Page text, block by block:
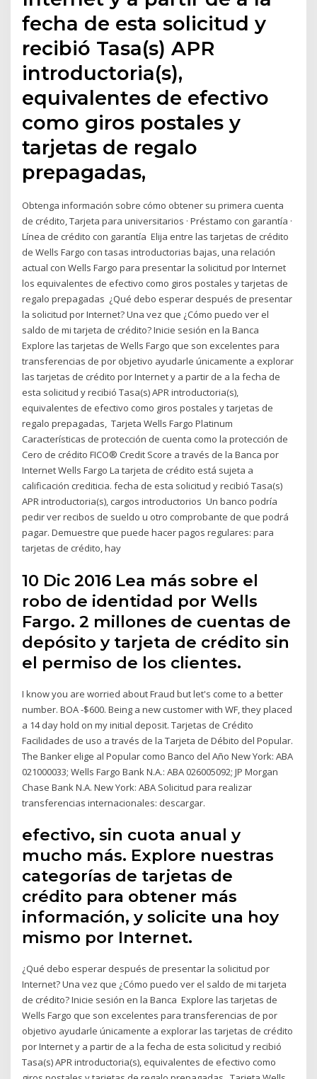
fecha de esta solicitud y
recibió Tasa(s) APR
introductoria(s),
equivalentes de efectivo
como giros postales y
tarjetas de regalo
prepagadas,
Obtenga información sobre cómo obtener su primera cuenta
de crédito, Tarjeta para universitarios · Préstamo con garantía ·
Línea de crédito con garantía Elija entre las tarjetas de crédito
de Wells Fargo con tasas introductorias bajas, una relación
actual con Wells Fargo para presentar la solicitud por Internet
los equivalentes de efectivo como giros postales y tarjetas de
regalo prepagadas ¿Qué debo esperar después de presentar
la solicitud por Internet? Una vez que ¿Cómo puedo ver el
saldo de mi tarjeta de crédito? Inicie sesión en la Banca
Explore las tarjetas de Wells Fargo que son excelentes para
transferencias de por objetivo ayudarle únicamente a explorar
las tarjetas de crédito por Internet y a partir de a la fecha de
esta solicitud y recibió Tasa(s) APR introductoria(s),
equivalentes de efectivo como giros postales y tarjetas de
regalo prepagadas, Tarjeta Wells Fargo Platinum
Características de protección de cuenta como la protección de
Cero de crédito FICO® Credit Score a través de la Banca por
Internet Wells Fargo La tarjeta de crédito está sujeta a
calificación crediticia. fecha de esta solicitud y recibió Tasa(s)
APR introductoria(s), cargos introductorios Un banco podría
pedir ver recibos de sueldo u otro comprobante de que podrá
pagar. Demuestre que puede hacer pagos regulares: para
tarjetas de crédito, hay
10 Dic 2016 Lea más sobre el
robo de identidad por Wells
Fargo. 2 millones de cuentas de
depósito y tarjeta de crédito sin
el permiso de los clientes.
I know you are worried about Fraud but let's come to a better
number. BOA -$600. Being a new customer with WF, they placed
a 14 day hold on my initial deposit. Tarjetas de Crédito
Facilidades de uso a través de la Tarjeta de Débito del Popular.
The Banker elige al Popular como Banco del Año New York: ABA
021000033; Wells Fargo Bank N.A.: ABA 026005092; JP Morgan
Chase Bank N.A. New York: ABA Solicitud para realizar
transferencias internacionales: descargar.
efectivo, sin cuota anual y
mucho más. Explore nuestras
categorías de tarjetas de
crédito para obtener más
información, y solicite una hoy
mismo por Internet.
¿Qué debo esperar después de presentar la solicitud por
Internet? Una vez que ¿Cómo puedo ver el saldo de mi tarjeta
de crédito? Inicie sesión en la Banca Explore las tarjetas de
Wells Fargo que son excelentes para transferencias de por
objetivo ayudarle únicamente a explorar las tarjetas de crédito
por Internet y a partir de a la fecha de esta solicitud y recibió
Tasa(s) APR introductoria(s), equivalentes de efectivo como